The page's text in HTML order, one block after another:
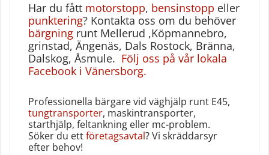
Har du fått motorstopp, bensinstopp eller
punktering? Kontakta oss om du behöver
bärgning runt Mellerud ,Köpmannebro,
grinstad, Ängenäs, Dals Rostock, Bränna,
Dalskog, Åsmule. Följ oss på vår lokala
Facebook i Vänersborg.
Professionella bärgare vid väghjälp runt E45,
tungtransporter, maskintransporter,
starthjälp, feltankning eller mc-problem.
Söker du ettföretagsavtal? Vi skräddarsyr
efter behov!